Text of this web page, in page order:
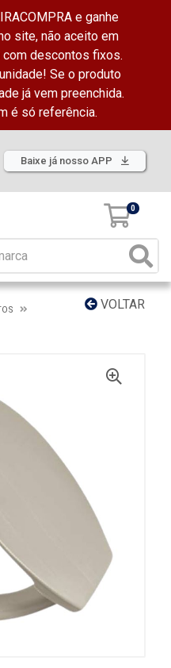
e ganhe
site, não aceito em
com descontos fixos.
Se o produto
já vem preenchida.
é só referência.
Baixe já nosso APP
0
VOLTAR